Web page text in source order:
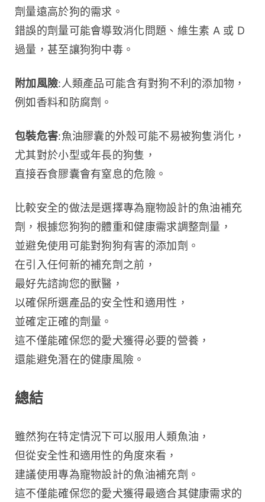
劑量遠高於狗的需求。
錯誤的劑量可能會導致消化問題、維生素 A 或 D
過量，甚至讓狗狗中毒。
附加風險:人類產品可能含有對狗不利的添加物，
例如香料和防腐劑。
包裝危害:魚油膠囊的外殼可能不易被狗隻消化，
尤其對於小型或年長的狗隻，
直接吞食膠囊會有窒息的危險。
比較安全的做法是選擇專為寵物設計的魚油補充
劑，根據您狗狗的體重和健康需求調整劑量，
並避免使用可能對狗狗有害的添加劑。
在引入任何新的補充劑之前，
最好先諮詢您的獸醫，
以確保所選產品的安全性和適用性，
並確定正確的劑量。
這不僅能確保您的愛犬獲得必要的營養，
還能避免潛在的健康風險。
總結
雖然狗在特定情況下可以服用人類魚油，
但從安全性和適用性的角度來看，
建議使用專為寵物設計的魚油補充劑。
這不僅能確保您的愛犬獲得最適合其健康需求的